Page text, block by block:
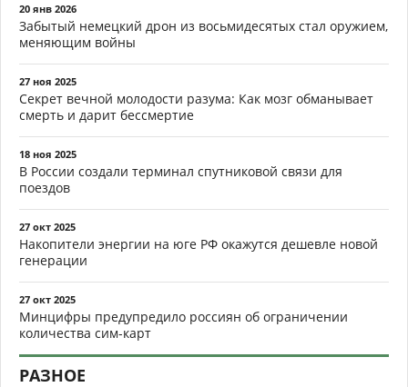
20 янв 2026
Забытый немецкий дрон из восьмидесятых стал оружием,
меняющим войны
27 ноя 2025
Секрет вечной молодости разума: Как мозг обманывает
смерть и дарит бессмертие
18 ноя 2025
В России создали терминал спутниковой связи для
поездов
27 окт 2025
Накопители энергии на юге РФ окажутся дешевле новой
генерации
27 окт 2025
Минцифры предупредило россиян об ограничении
количества сим-карт
РАЗНОЕ